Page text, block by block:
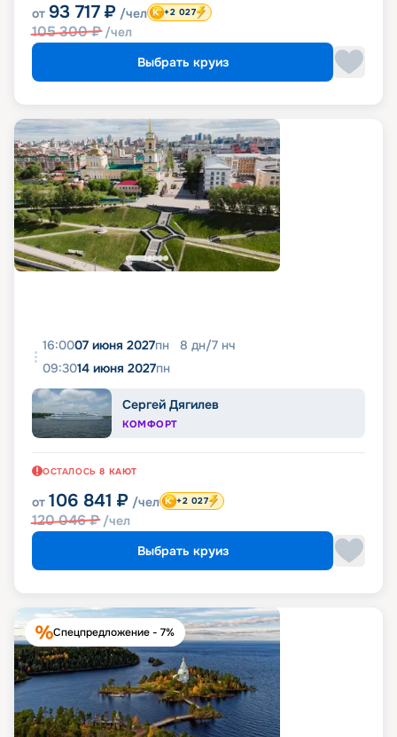
от 93 717 ₽ /чел
105 300₽ /чел
+2 027
Выбрать круиз
16:0007 июня 2027пн 8 дн/7 нч
09:3014 июня 2027пн
Сергей Дягилев
КОМФОРТ
ОСТАЛОСЬ 8 КАЮТ
от 106 841 ₽ /чел
120 046₽ /чел
+2 027
Выбрать круиз
Спецпредложение - 7%